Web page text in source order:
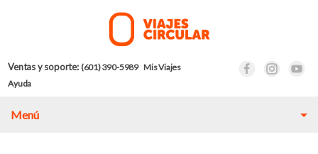
Ventas y soporte: (601) 390-5989 Mis Viajes
Ayuda
Menú